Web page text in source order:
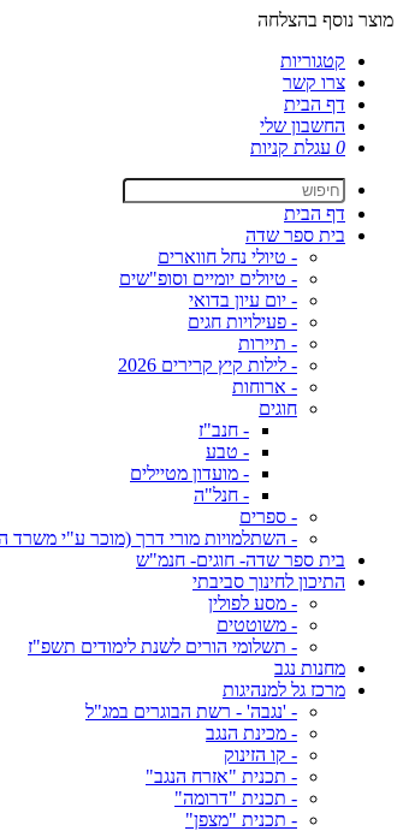
מוצר נוסף בהצלחה
קטגוריות
צרו קשר
דף הבית
החשבון שלי
0 עגלת קניות
דף הבית
בית ספר שדה
- טיולי נחל חווארים
- טיולים יומיים וסופ"שים
- יום עיון בדואי
- פעילויות חגים
- תיירות
- לילות קיץ קרירים 2026
- ארוחות
חוגים
- חנב"ז
- טבע
- מועדון מטיילים
- חנל"ה
- ספרים
- השתלמויות מורי דרך (מוכר ע"י משרד
בית ספר שדה- חוגים- חנמ"ש
התיכון לחינוך סביבתי
- מסע לפולין
- משוטטים
- תשלומי הורים לשנת לימודים תשפ"ז
מחנות נגב
מרכז גל למנהיגות
- 'נגבה' - רשת הבוגרים במג"ל
- מכינת הנגב
- קו הזינוק
- תכנית "אזרח הנגב"
- תכנית "דרומה"
- תכנית "מצפן"